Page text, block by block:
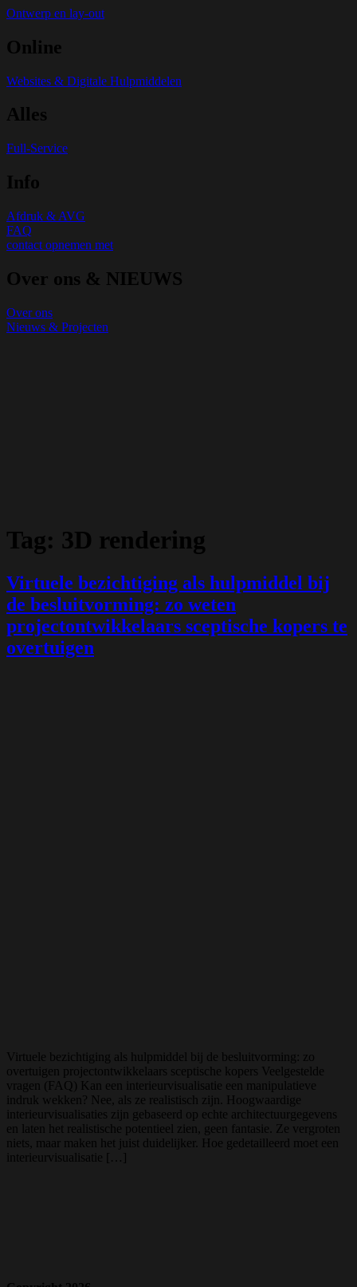
Ontwerp en lay-out
Online
Websites & Digitale Hulpmiddelen
Alles
Full-Service
Info
Afdruk & AVG
FAQ
contact opnemen met
Over ons & NIEUWS
Over ons
Nieuws & Projecten
Tag: 3D rendering
Virtuele bezichtiging als hulpmiddel bij
de besluitvorming: zo weten
projectontwikkelaars sceptische kopers te
overtuigen
Virtuele bezichtiging als hulpmiddel bij de besluitvorming: zo
overtuigen projectontwikkelaars sceptische kopers Veelgestelde
vragen (FAQ) Kan een interieurvisualisatie een manipulatieve
indruk wekken? Nee, als ze realistisch zijn. Hoogwaardige
interieurvisualisaties zijn gebaseerd op echte architectuurgegevens
en laten het realistische potentieel zien, geen fantasie. Ze vergroten
niets, maar maken het juist duidelijker. Hoe gedetailleerd moet een
interieurvisualisatie […]